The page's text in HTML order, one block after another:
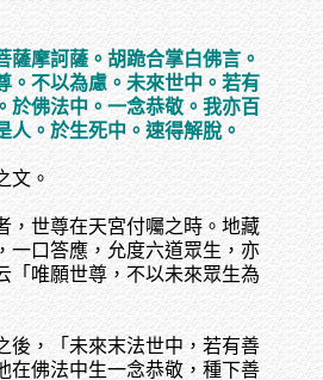
薩摩訶薩。胡跪合掌白佛言。
。不以為慮。未來世中。若有
於佛法中。一念恭敬。我亦百
人。於生死中。速得解脫。
文。
，世尊在天宮付囑之時。地藏
一口答應，允度六道眾生，亦
「唯願世尊，不以未來眾生為
後，「未來末法世中，若有善
在佛法中生一念恭敬，種下善